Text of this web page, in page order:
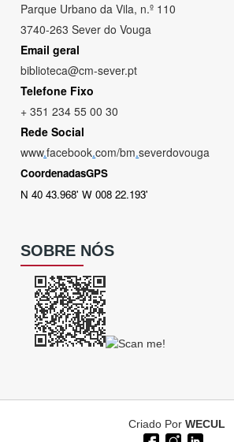
Parque Urbano da Vila, n.º 110
3740-263 Sever do Vouga
Email geral
biblioteca@cm-sever.pt
Telefone Fixo
+ 351 234 55 00 30
Rede Social
www.facebook.com/bm.severdovouga
CoordenadasGPS
N 40 43.968' W 008 22.193'
SOBRE NÓS
Criado Por WECUL